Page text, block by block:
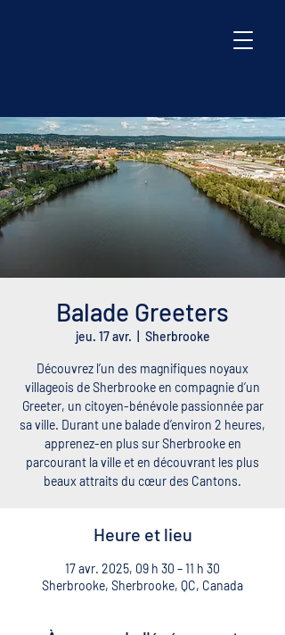
Balade Greeters
jeu. 17 avr. Sherbrooke
Découvrez l’un des magnifiques noyaux
villageois de Sherbrooke en compagnie d’un
Greeter, un citoyen-bénévole passionnée par
sa ville. Durant une balade d’environ 2 heures,
apprenez-en plus sur Sherbrooke en
parcourant la ville et en découvrant les plus
beaux attraits du cœur des Cantons.
Heure et lieu
17 avr. 2025, 09 h 30 – 11 h 30
Sherbrooke, Sherbrooke, QC, Canada